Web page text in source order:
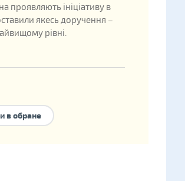
проявляють ініціативу в
якесь доручення –
рівні.
323647
в обране